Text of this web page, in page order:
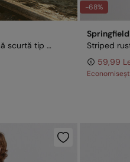
Cămașă bowling cu mânecă scurtă tip in
-68%
Springfield
Striped
59,99